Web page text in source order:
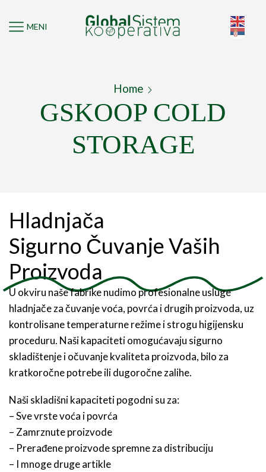
MENI
Home
GSKOOP COLD
STORAGE
Hladnjača
Sigurno Čuvanje Vaših
Proizvoda
U okviru naše fabrike nudimo profesionalne usluge
hladnjače za čuvanje voća, povrća i drugih proizvoda, uz
kontrolisane temperaturne režime i strogu higijensku
proceduru. Naši kapaciteti omogućavaju sigurno
skladištenje i očuvanje kvaliteta proizvoda, bilo za
kratkoročne potrebe ili dugoročne zalihe.
Naši skladišni kapaciteti pogodni su za:
– Sve vrste voća i povrća
– Zamrznute proizvode
– Prerađene proizvode spremne za distribuciju
– I mnoge druge artikle